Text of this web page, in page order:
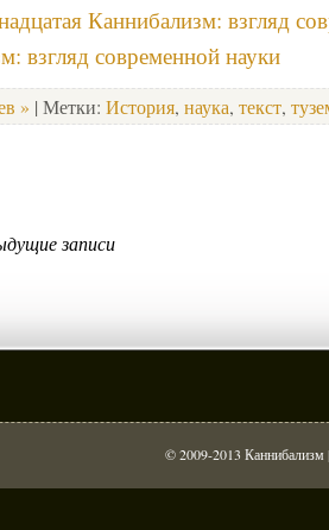
Каннибализм: взгляд
взгляд современной науки
» | Метки: История, наука, текст,
записи
© 2009-2013 Каннибализм